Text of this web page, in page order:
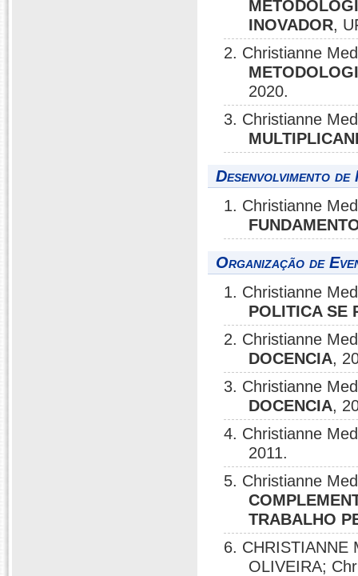
INOVADOR,
2. Christianne
2020.
3. Christianne
Desenvolvimento
1. Christianne
Organização de
1. Christianne
POLITICA SE
2. Christianne
DOCENCIA,
3. Christianne
DOCENCIA,
4. Christianne
2011.
5. Christianne
TRABALHO
6. CHRISTIANNE
OLIVEIRA;